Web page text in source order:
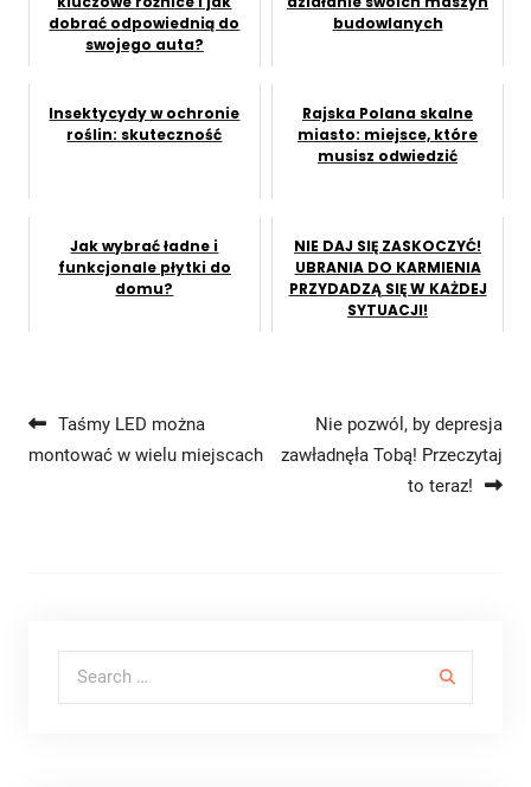
dobrać odpowiednią do
swojego auta?
budowlanych
Insektycydy w ochronie
roślin: skuteczność
Rajska Polana skalne
miasto: miejsce, które
musisz odwiedzić
Jak wybrać ładne i
funkcjonale płytki do
domu?
NIE DAJ SIĘ ZASKOCZYĆ!
UBRANIA DO KARMIENIA
PRZYDADZĄ SIĘ W KAŻDEJ
SYTUACJI!
Nawigacja wpisu
Taśmy LED można
montować w wielu miejscach
Nie pozwól, by depresja
zawładnęła Tobą! Przeczytaj
to teraz!